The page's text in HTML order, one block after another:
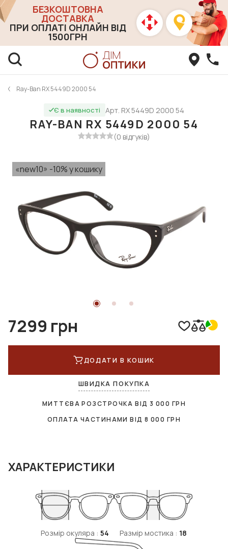
БЕЗКОШТОВНА
ДОСТАВКА
ПРИ ОПЛАТІ ОНЛАЙН ВІД
1500ГРН
Ray-Ban RX 5449D 2000 54
Є в наявності Арт. RX 5449D 2000 54
RAY-BAN RX 5449D 2000 54
(0 відгуків)
«new10» -10% у кошику
7299 грн
ДОДАТИ В КОШИК
ШВИДКА ПОКУПКА
МИТТЄВА РОЗСТРОЧКА ВІД 3 000 ГРН
ОПЛАТА ЧАСТИНАМИ ВІД8 000 ГРН
ХАРАКТЕРИСТИКИ
Розмір окуляра : 54 Размір мостика : 18